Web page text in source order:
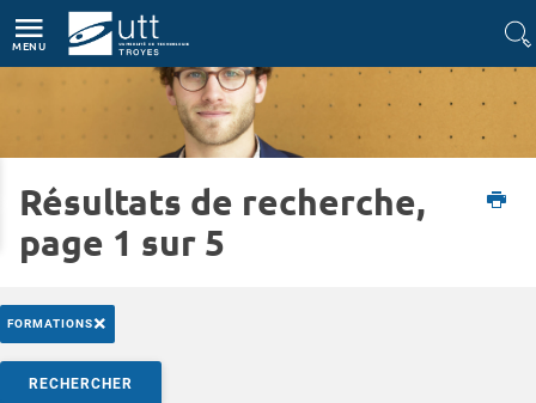
MENU
Accueil Vie du campus La vie étudiante à l'UTT Junior conseil UTT
Résultats de recherche,
page 1 sur 5
FORMATIONS×
Rechercher par mots-clés
RECHERCHER